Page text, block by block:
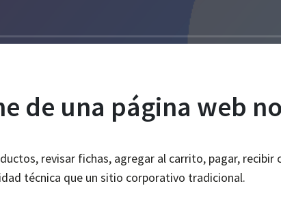
de una página web
revisar fichas, agregar al carrito, pagar, recibir
técnica que un sitio corporativo tradicional.